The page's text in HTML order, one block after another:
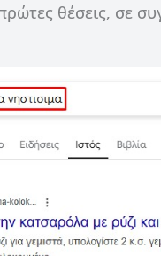
θέσεις, σε